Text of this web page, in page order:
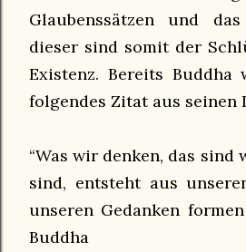
Glaubenssätzen und das
dieser sind somit der
Existenz. Bereits Buddha
folgendes Zitat aus seinen
“Was wir denken, das sind
sind, entsteht aus
unseren Gedanken
Buddha